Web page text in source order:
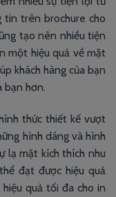
trên brochure cho
tạo nên nhiều tiện
một hiệu quả về mặt
khách hàng của bạn
bạn hơn.
thức thiết kế vượt
hình dáng và hình
lạ mặt kích thích nhu
đạt được hiệu quả
quả tối đa cho in